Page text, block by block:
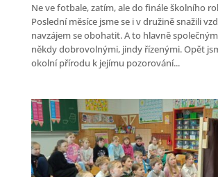
Ne ve fotbale, zatím, ale do finále školního
Poslední měsíce jsme se i v družině snažili
navzájem se obohatit. A to hlavně
někdy dobrovolnými, jindy řízenými. Opět
okolní přírodu k jejímu pozorování...